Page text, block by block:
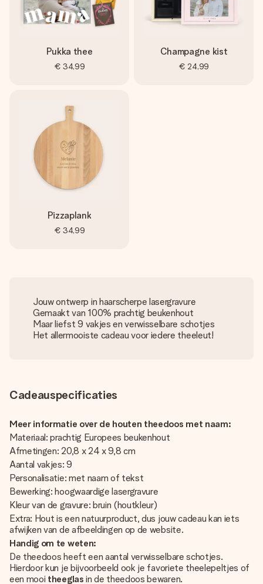
Pukka thee
€ 34,99
Champagne kist
€ 24,99
Pizzaplank
€ 34,99
Jouw ontwerp in haarscherpe lasergravure
Gemaakt van 100% prachtig beukenhout
Maar liefst 9 vakjes en verwisselbare schotjes
Het allermooiste cadeau voor iedere theeleut!
Cadeauspecificaties
Meer informatie over de houten theedoos met naam:
Materiaal: prachtig Europees beukenhout
Afmetingen: 20,8 x 24 x 9,8 cm
Aantal vakjes: 9
Personalisatie: met naam of tekst
Bewerking: hoogwaardige lasergravure
Kleur van de gravure: bruin (houtkleur)
Extra: Hout is een natuurproduct, dus jouw cadeau kan iets
afwijken van de afbeeldingen op de website.
Handig om te weten:
De theedoos heeft een aantal verwisselbare schotjes.
Hierdoor kun je bijvoorbeeld ook je favoriete theelepeltjes of
een mooi theeglas in de theedoos bewaren.